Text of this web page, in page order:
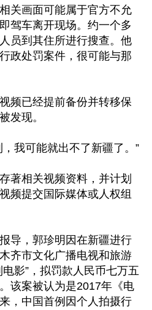
关画面可能属于官方不允
驾车离开现场。约一个多
员到其住所进行搜查。他
政处罚案件，很可能与那
频已经提前备份并转移保
发现。
我可能就出不了新疆了。”
著相关视频资料，并计划
频提交国际媒体或人权组
导，郭珍明因在新疆进行
齐市文化广播电视和旅游
影”，拟罚款人民币七万五
该案被认为是2017年《电
，中国首例因个人拍摄行